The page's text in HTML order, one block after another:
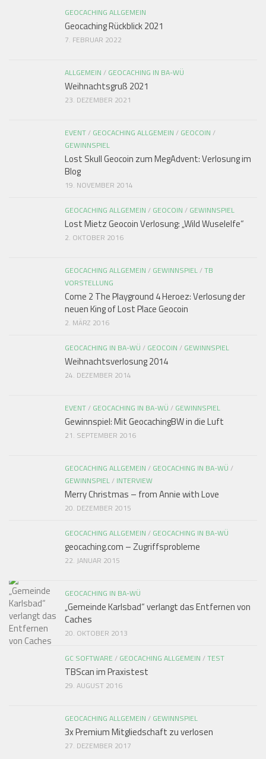
GEOCACHING ALLGEMEIN
Geocaching Rückblick 2021
7. FEBRUAR 2022
ALLGEMEIN / GEOCACHING IN BA-WÜ
Weihnachtsgruß 2021
23. DEZEMBER 2021
EVENT/ GEOCACHING ALLGEMEIN / GEOCOIN /
GEWINNSPIEL
Lost Skull Geocoin zum MegAdvent: Verlosung im
Blog
19. NOVEMBER 2014
GEOCACHING ALLGEMEIN / GEOCOIN / GEWINNSPIEL
Lost Mietz Geocoin Verlosung: „Wild Wuselelfe“
2. OKTOBER 2016
GEOCACHING ALLGEMEIN / GEWINNSPIEL/TB
VORSTELLUNG
Come 2 The Playground 4 Heroez: Verlosung der
neuen King of Lost Place Geocoin
2. MÄRZ 2016
GEOCACHING IN BA-WÜ / GEOCOIN / GEWINNSPIEL
Weihnachtsverlosung 2014
24. DEZEMBER 2014
EVENT/ GEOCACHING IN BA-WÜ / GEWINNSPIEL
Gewinnspiel: Mit GeocachingBW in die Luft
21. SEPTEMBER 2016
GEOCACHING ALLGEMEIN / GEOCACHING IN BA-WÜ /
GEWINNSPIEL/ INTERVIEW
Merry Christmas – from Annie with Love
20. DEZEMBER 2015
GEOCACHING ALLGEMEIN / GEOCACHING IN BA-WÜ
geocaching.com – Zugriffsprobleme
22. JANUAR 2015
GEOCACHING IN BA-WÜ
„Gemeinde Karlsbad“ verlangt das Entfernen von
Caches
20. OKTOBER 2013
GC SOFTWARE / GEOCACHING ALLGEMEIN /TEST
TBScan im Praxistest
29. AUGUST 2016
GEOCACHING ALLGEMEIN / GEWINNSPIEL
3x Premium Mitgliedschaft zu verlosen
27. DEZEMBER 2017